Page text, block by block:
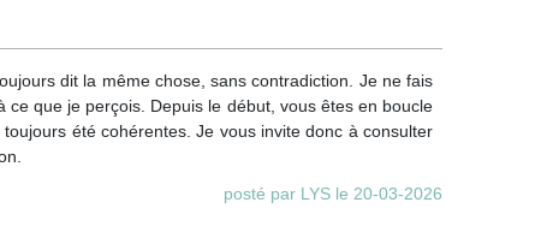
dit la même chose, sans contradiction. Je ne fais
que je perçois. Depuis le début, vous êtes en boucle
été cohérentes. Je vous invite donc à consulter
posté par LYS le 20-03-2026